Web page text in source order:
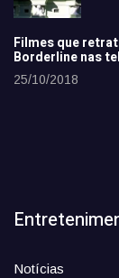
Filmes que
Borderline nas
25/10/2018
Notícias